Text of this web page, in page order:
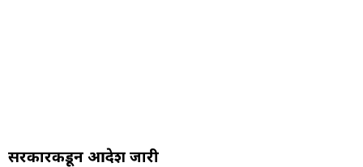
सरकारकडून आदेश जारी